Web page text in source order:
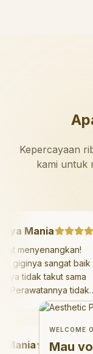
Kepercayaan
kami untuk
Mania
Sangat menyenangkan!
giginya sangat
saya tidak takut
Perawatannya
dan saya bisa
suka pergi ke
sekarang!"
Welcome
Mau
WELCOME
Mau